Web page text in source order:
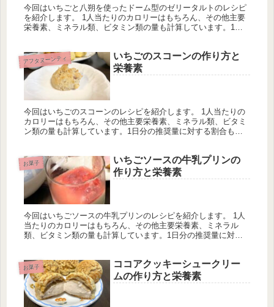
今回はいちごと八朔を使ったドーム型のゼリータルトのレシピ
を紹介します。 1人当たりのカロリーはもちろん、その他主要
栄養素、ミネラル類、ビタミン類の量も計算しています。1日
アフタヌーンティ
いちごのスコーンの作り方と
栄養素
今回はいちごのスコーンのレシピを紹介します。 1人当たりの
カロリーはもちろん、その他主要栄養素、ミネラル類、ビタミ
ン類の量も計算しています。1日分の推奨量に対する割合も載
お菓子
いちごソースの牛乳プリンの
作り方と栄養素
今回はいちごソースの牛乳プリンのレシピを紹介します。 1人
当たりのカロリーはもちろん、その他主要栄養素、ミネラル
類、ビタミン類の量も計算しています。1日分の推奨量に対す
お菓子
ココアクッキーシュークリー
ムの作り方と栄養素